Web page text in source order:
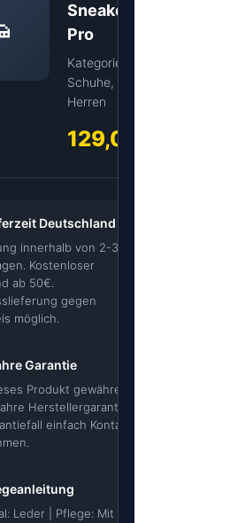
Sneaker
Pro
Kategorie:
Schuhe,
Herren
129,00€
Deutschland
innerhalb von 2-3
Kostenloser
ab 50€.
gegen
möglich.
Garantie
Produkt gewähren
Herstellergarantie.
einfach Kontakt
Leder | Pflege: Mit